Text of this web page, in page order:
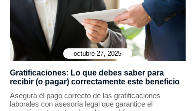
octubre 27, 2025
Gratificaciones: Lo que debes saber para
recibir (o pagar) correctamente este beneficio
Asegura el pago correcto de las gratificaciones
laborales con asesoría legal que garantice el